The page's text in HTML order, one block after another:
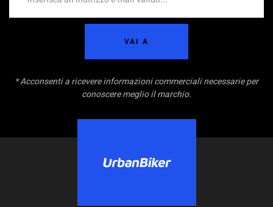
VAI A
* Acconsenti a ricevere informazioni commerciali necessarie per
conoscere meglio il marchio.